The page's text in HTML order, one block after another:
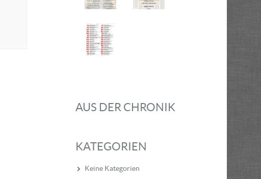
AUS DER CHRONIK
KATEGORIEN
Keine Kategorien